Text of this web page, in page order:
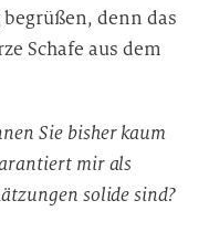
denn das
Schafe aus dem
Sie bisher kaum
mir als
solide sind?